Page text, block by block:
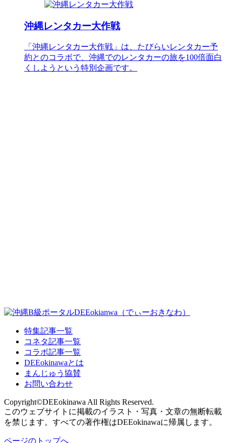
沖縄レンタカー大作戦
「沖縄レンタカー大作戦」は、たびらいレンタカー予
約とのコラボで、沖縄でのレンタカーの旅を100倍面白
くしようという特別企画です。
特集記事一覧
コネタ記事一覧
コラボ記事一覧
DEEokinawaとは
まんじゅう協賛
お問い合わせ
Copyright©DEEokinawa All Rights Reserved.
このウェブサイトに掲載のイラスト・写真・文章の無断転載
を禁じます。すべての著作権はDEEokinawaに帰属します。
ページのトップへ